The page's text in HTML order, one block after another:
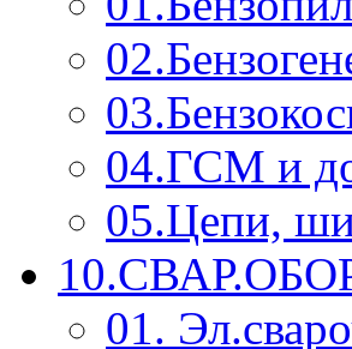
04.ГСМ и
05.Цепи,
01.